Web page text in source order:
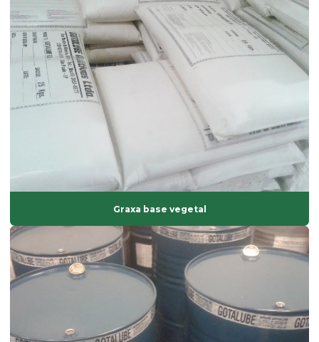
Estabilizante térmico para pvc
Estearato de cálcio
Estearato de magnésio
Estearato de magnésio preço
Estearatos de alumínio
Estearina dupla pressão
Estearina em pó
Estearina tripla pressão
Fabricante de composto de pvc
Fabricante de solvente atóxico
Fornecedor de ácido esteárico
Graxa base vegetal